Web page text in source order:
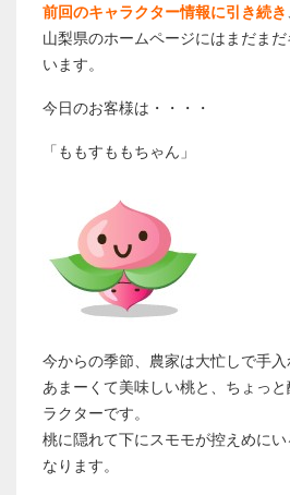
前回のキャラクター情報に引き続き
山梨県のホームページにはまだま
います。
今日のお客様は・・・・
「ももすももちゃん」
今からの季節、農家は大忙しで手入
あまーくて美味しい桃と、ちょっ
ラクターです。
桃に隠れて下にスモモが控えめに
なります。